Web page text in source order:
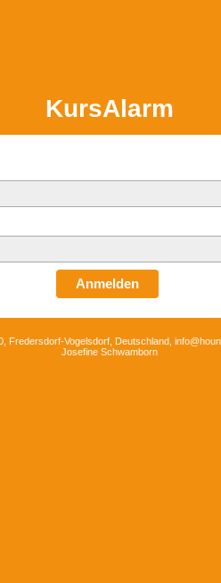
KursAlarm
Anmelden
Fredersdorf-Vogelsdorf, Deutschland,
Josefine Schwamborn